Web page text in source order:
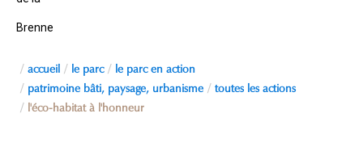
accueil le parc le parc en action
patrimoine bâti, paysage, urbanisme toutes les actions
l'éco-habitat à l'honneur